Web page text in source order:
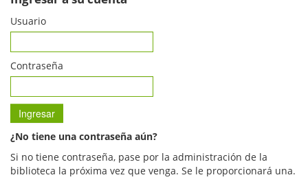
Usuario
Contraseña
¿No tiene una contraseña aún?
Si no tiene contraseña, pase por la administración de la
biblioteca la próxima vez que venga. Se le proporcionará una.